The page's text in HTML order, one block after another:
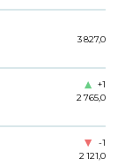
3 827,0
2 765,0
+1
2 121,0
-1